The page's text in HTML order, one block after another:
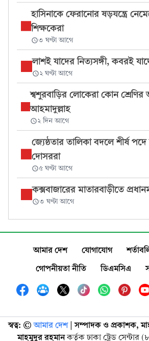
হাসিনাকে ফেরানোর ষড়যন্ত্রে
শিক্ষকেরা
৩ ঘণ্টা আগে
লাশই যাদের নিত্যসঙ্গী, কবরই
২ ঘণ্টা আগে
শ্বশুরবাড়ির লোকেরা কোন শ্রেণির
আহমাদুল্লাহ
২ দিন আগে
জ্যেষ্ঠতার তালিকা বদলে শীর্ষ পদে
দোসররা
৫ ঘণ্টা আগে
কক্সবাজারের মাতারবাড়ীতে
৩ ঘণ্টা আগে
আমার দেশ যোগাযোগ
গোপনীয়তা নীতি
ডিএমসিএ
স্বত্ব: ©️ আমার দেশ| সম্পাদক ও প্রকাশক,
মাহমুদুর রহমানকর্তৃক ঢাকা ট্রেড সেন্টার